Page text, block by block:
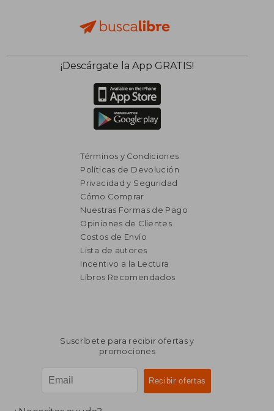
¡Descárgate la App GRATIS!
Términos y Condiciones
Políticas de Devolución
Privacidad y Seguridad
Cómo Comprar
Nuestras Formas de Pago
Opiniones de Clientes
Costos de Envío
Lista de autores
Incentivo a la Lectura
Libros Recomendados
Suscríbete para recibir ofertas y
promociones